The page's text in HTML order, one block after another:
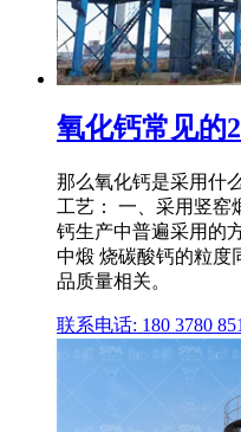
氧化钙常见的
那么氧化钙是采用什
工艺： 一、采用竖窑
钙生产中普遍采用的
中煅 烧碳酸钙的粒度
品质量相关。
联系电话: 180 3780